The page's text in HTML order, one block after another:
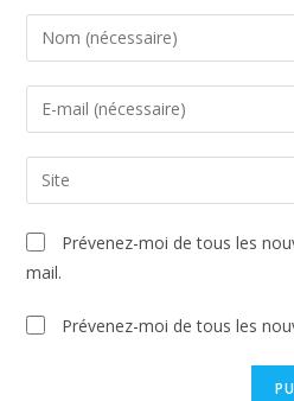
Prévenez-moi de tous les
mail.
Prévenez-moi de tous les